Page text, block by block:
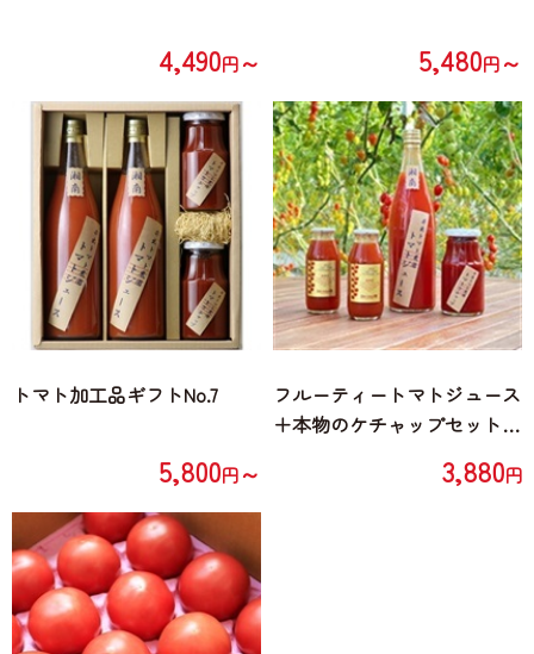
4,490円～ 5,480円～
トマト加工品ギフトNo.7
5,800円～
フルーティートマトジュース
＋本物のケチャップセット
トマトケチャップ300g×1
3,880円